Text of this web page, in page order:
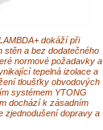
dokáží při
a bez dodatečného
normové požadavky a
tepelná izolace a
tloušťky obvodových
systémem YTONG
dochází k zásadním
zjednodušení dopravy a